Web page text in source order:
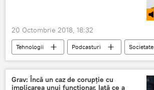
20 Octombrie 2018, 18:32
Tehnologii Podcasturi
Societate
Cultură
Podcasturi
Chisinau
Moldova
Cristina Lesnic
Grav: Încă un caz de corupție cu
implicarea unui funcționar. Iată ce a